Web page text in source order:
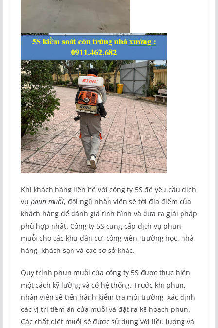
Khi khách hàng liên hệ với công ty 5S để yêu cầu dịch
vụ phun muỗi, đội ngũ nhân viên sẽ tới địa điểm của
khách hàng để đánh giá tình hình và đưa ra giải pháp
phù hợp nhất. Công ty 5S cung cấp dịch vụ phun
muỗi cho các khu dân cư, công viên, trường học, nhà
hàng, khách sạn và các cơ sở khác.
Quy trình phun muỗi của công ty 5S được thực hiện
một cách kỹ lưỡng và có hệ thống. Trước khi phun,
nhân viên sẽ tiến hành kiểm tra môi trường, xác định
các vị trí tiềm ẩn của muỗi và đặt ra kế hoạch phun.
Các chất diệt muỗi sẽ được sử dụng với liều lượng và